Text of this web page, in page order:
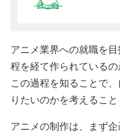
アニメ業界への就職を
程を経て作られているの
この過程を知ることで
りたいのかを考えること
アニメの制作は、まず